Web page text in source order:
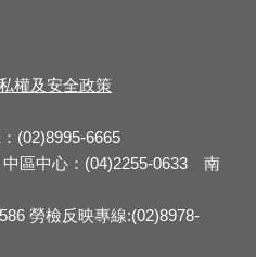
權及安全政策
(02)8995-6665
區中心：(04)2255-0633 南
勞檢反映專線:(02)8978-